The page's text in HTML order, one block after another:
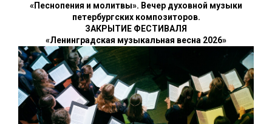
«Песнопения и молитвы». Вечер духовной музыки
петербургских композиторов.
ЗАКРЫТИЕ ФЕСТИВАЛЯ
«Ленинградская музыкальная весна 2026»